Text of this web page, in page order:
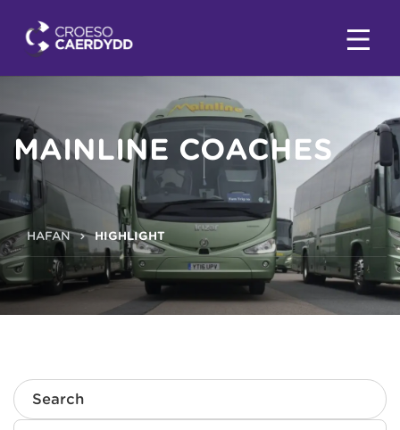
MAINLINE COACHES
HAFAN HIGHLIGHT
Search